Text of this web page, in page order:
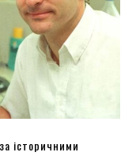
історичними